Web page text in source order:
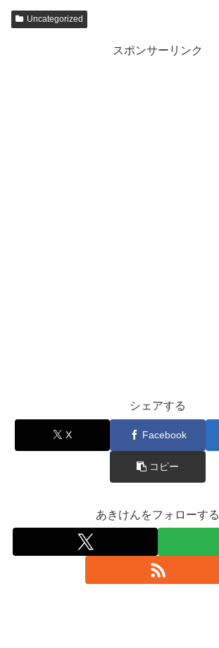
Uncategorized
スポンサーリンク
シェアする
X Facebook
コピー
あきけんをフォローする